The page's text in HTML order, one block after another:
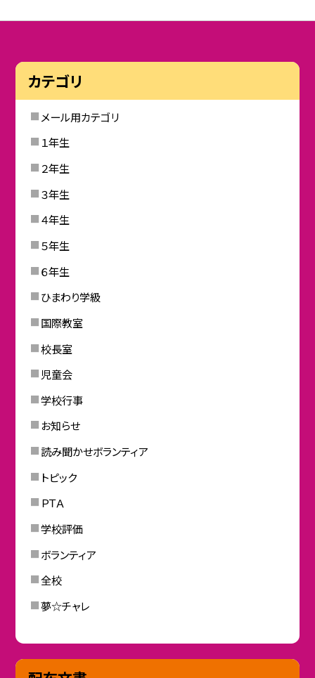
カテゴリ
メール用カテゴリ
１年生
２年生
３年生
４年生
５年生
６年生
ひまわり学級
国際教室
校長室
児童会
学校行事
お知らせ
読み聞かせボランティア
トピック
ＰＴＡ
学校評価
ボランティア
全校
夢☆チャレ